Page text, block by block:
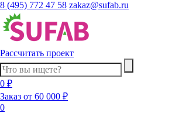
8 (495) 772 47 58 zakaz@sufab.ru
Рассчитать проект
0 ₽
Заказ от 60 000 ₽
0